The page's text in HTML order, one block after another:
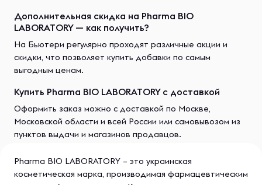
Дополнительная скидка на Pharma BIO
LABORATORY — как получить?
На Бьютери регулярно проходят различные акции и
скидки, что позволяет купить добавки по самым
выгодным ценам.
Купить Pharma BIO LABORATORY с доставкой
Оформить заказ можно с доставкой по Москве,
Московской области и всей России или самовывозом из
пунктов выдачи и магазинов продавцов.
Pharma BIO LABORATORY – это украинская
косметическая марка, производимая фармацевтическим